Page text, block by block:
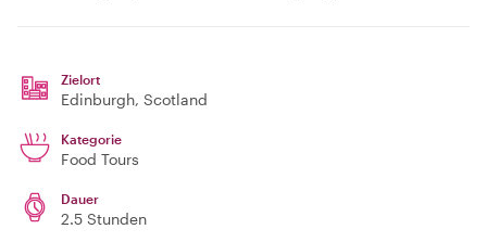
Zielort
Edinburgh, Scotland
Kategorie
Food Tours
Dauer
2.5 Stunden